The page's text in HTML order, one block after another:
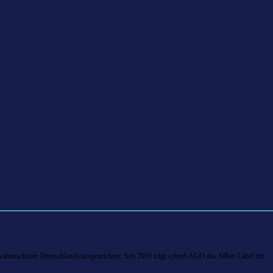
Deutschlands ausgezeichnet. Seit 2019 trägt cyberLAGO das Silber-Label der